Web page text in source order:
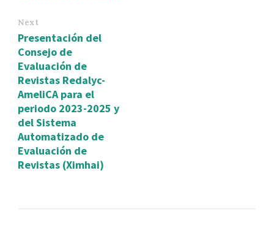
Next
Presentación del
Consejo de
Evaluación de
Revistas Redalyc-
AmeliCA para el
periodo 2023-2025 y
del Sistema
Automatizado de
Evaluación de
Revistas (Ximhai)